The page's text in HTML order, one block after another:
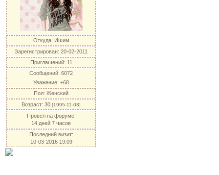
Откуда: Ишим
Зарегистрирован: 20-02-2011
Приглашений: 11
Сообщений: 6072
Уважение: +68
Пол: Женский
Возраст: 30 [1995-11-03]
Провел на форуме:
14 дней 7 часов
Последний визит:
10-03-2016 19:09